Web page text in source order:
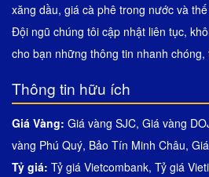
xăng dầu, giá cà phê trong nước và
Đội ngũ chúng tôi cập nhật liên tục,
cho bạn những thông tin nhanh chóng,
Thông tin hữu ích
Giá Vàng: Giá vàng SJC, Giá vàng
vàng Phú Quý, Bảo Tín Minh Châu,
Tỷ giá: Tỷ giá Vietcombank, Tỷ giá